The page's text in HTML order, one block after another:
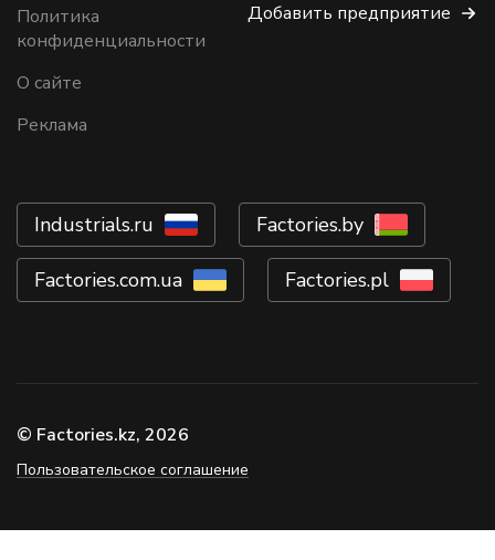
Политика
конфиденциальности
О сайте
Реклама
Добавить предприятие
Industrials.ru Factories.by
Factories.com.ua Factories.pl
© Factories.kz, 2026
Пользовательское соглашение